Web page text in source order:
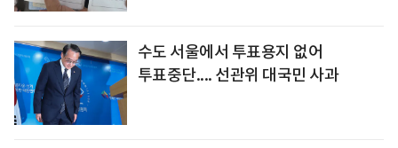
수도 서울에서 투표용지 없어
투표중단.... 선관위 대국민 사과